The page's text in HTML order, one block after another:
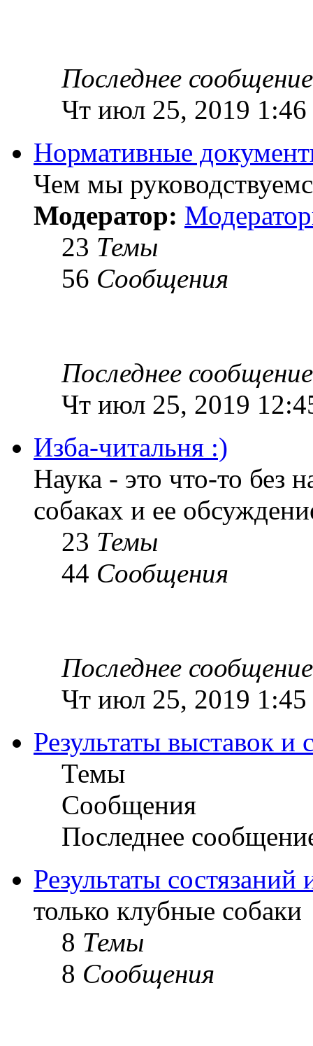
Последнее сообщение
Чт июл 25, 2019 1:46
Нормативные
Чем мы
Модератор:
23 Темы
56 Сообщения
Последнее сообщение
Чт июл 25, 2019
Изба-читальня :)
Наука - это что-то без
собаках и ее
23 Темы
44 Сообщения
Последнее сообщение
Чт июл 25, 2019 1:45
Результаты выставок и
Темы
Сообщения
Последнее
Результаты
только клубные собаки
8 Темы
8 Сообщения